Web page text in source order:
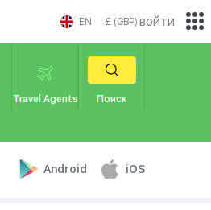
EN £ (GBP)
Travel Agents Поиск
Android iOS
войти